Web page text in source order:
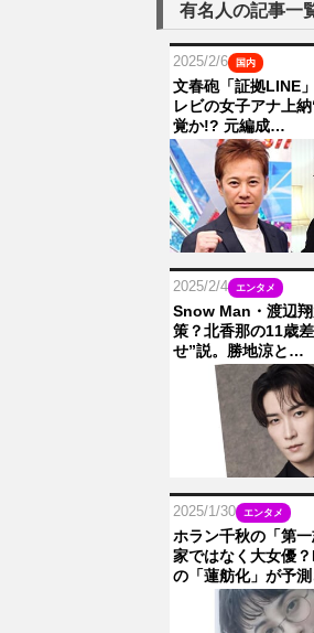
有名人の記事一
2025/2/6 国内
文春砲「証拠LINE
レビの女子アナ上
覚か!? 元編成…
2025/2/4 エンタメ
Snow Man・渡辺
策？北香那の11歳
せ”説。勝地涼と…
2025/1/30 エンタメ
ホラン千秋の「第
家ではなく大女優
の「蓮舫化」が予